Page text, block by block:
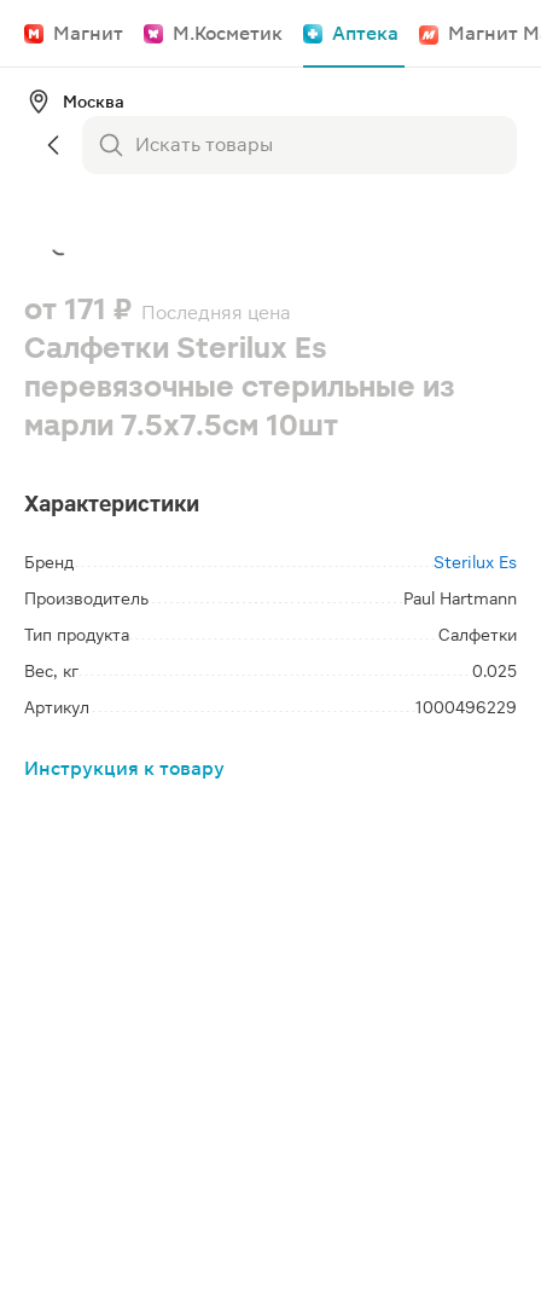
Магнит М.Косметик Аптека Магнит
Москва
от 171 ₽ Последняя цена
Салфетки Sterilux Es
перевязочные стерильные из
марли 7.5х7.5см 10шт
Характеристики
Бренд
Sterilux Es
Производитель
Paul Hartmann
Тип продукта
Салфетки
Вес, кг
0.025
Артикул
1000496229
Инструкция к товару